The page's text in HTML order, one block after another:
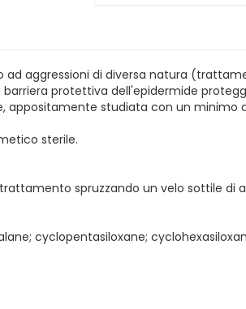
ad aggressioni di diversa natura
protettiva dell'epidermide
studiata con un minimo
sterile.
spruzzando un velo sottile di
cyclopentasiloxane;